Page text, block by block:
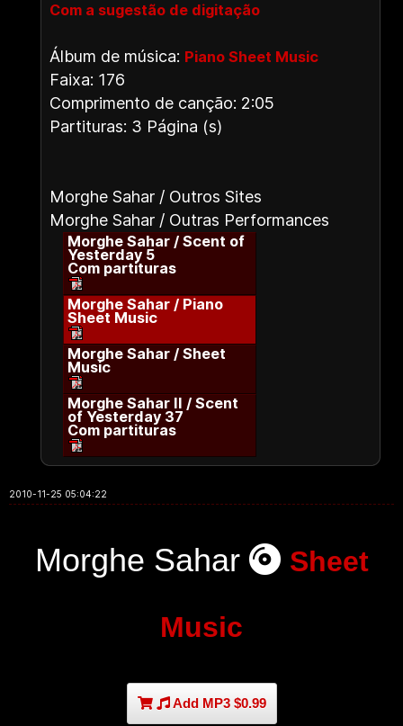
Com a sugestão de digitação
Álbum de música: Piano Sheet Music
Faixa: 176
Comprimento de canção: 2:05
Partituras: 3 Página (s)
Morghe Sahar / Outros Sites
Morghe Sahar / Outras Performances
Morghe Sahar / Scent of
Yesterday 5
Com partituras
Morghe Sahar / Piano
Sheet Music
Morghe Sahar / Sheet
Music
Morghe Sahar II / Scent
of Yesterday 37
Com partituras
2010-11-25 05:04:22
Morghe Sahar Sheet
Music
Add MP3 $0.99